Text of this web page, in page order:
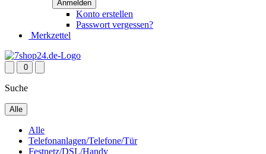
Konto erstellen
Passwort vergessen?
Merkzettel
0
Suche
Alle
Alle
Telefonanlagen/Telefone/Tür
Festnetz/DSL/Handy